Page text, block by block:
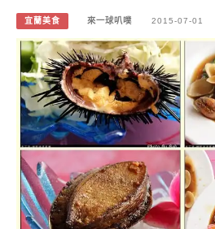
宜蘭美食 來一球叭噗 2015-07-01